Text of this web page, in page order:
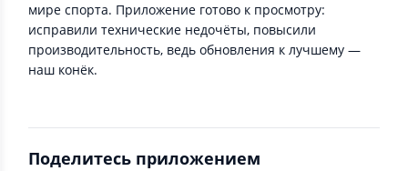
мире спорта. Приложение готово к просмотру:
исправили технические недочёты, повысили
производительность, ведь обновления к лучшему —
наш конёк.
Поделитесь приложением